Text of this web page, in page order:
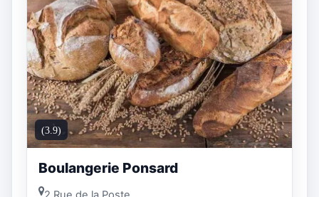
(3.9)
Boulangerie Ponsard